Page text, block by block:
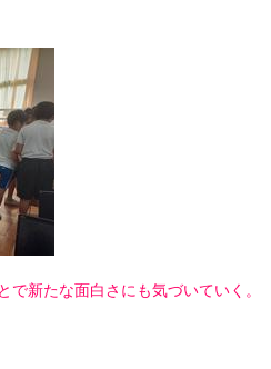
新たな面白さにも気づいていく。